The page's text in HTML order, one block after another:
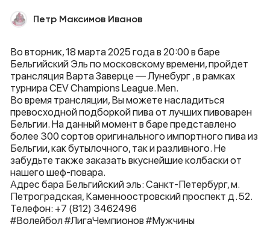
Петр Максимов Иванов
Во вторник, 18 марта 2025 года в 20:00 в баре
Бельгийский Эль по московскому времени, пройдет
трансляция Варта Заверце — Лунебург , в рамках
турнира CEV Champions League. Men.
Во время трансляции, Вы можете насладиться
превосходной подборкой пива от лучших пивоварен
Бельгии. На данный момент в баре представлено
более 300 сортов оригинального импортного пива из
Бельгии, как бутылочного, так и разливного. Не
забудьте также заказать вкуснейшие колбаски от
нашего шеф-повара.
Адрес бара Бельгийский эль: Санкт-Петербург, м.
Петроградская, Каменноостровский проспект д. 52.
Телефон: +7 (812) 3462496
#Волейбол #ЛигаЧемпионов #Мужчины